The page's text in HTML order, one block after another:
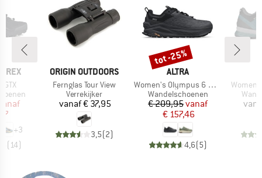
prijs
+3
(14)
MERK
ORIGIN OUTDOORS
Artikel
Fernglas Tour View
Productgroep
Verrekijker
Prijs
vanaf€ 37,95
3,5(2)
MERK
ALTRA
Artikel
Women's Olympus 6 Hike Low GTX
Productgroep
Wandelschoenen
Prijs
€ 209,95Verlaagde prijs
vanaf
€ 157,46
4,6(5)
Korting
tot -25%
Artikel